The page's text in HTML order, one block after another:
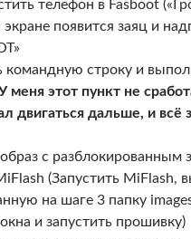
телефон в Fasboot
экране появится заяц и
командную строку и
меня этот пункт не
двигаться дальше, и всё
с разблокированным
(Запустить MiFlash,
на шаге 3 папку
и запустить прошивку)